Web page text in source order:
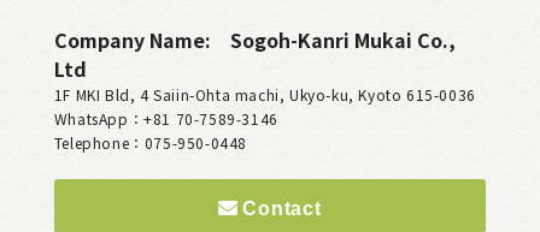
Company Name:
Sogoh-Kanri Mukai Co.,
Ltd
1F MKI Bld, 4 Saiin-Ohta machi, Ukyo-ku, Kyoto 615-0036
WhatsApp：+81 70‑7589‑3146
Telephone：075-950-0448
Contact